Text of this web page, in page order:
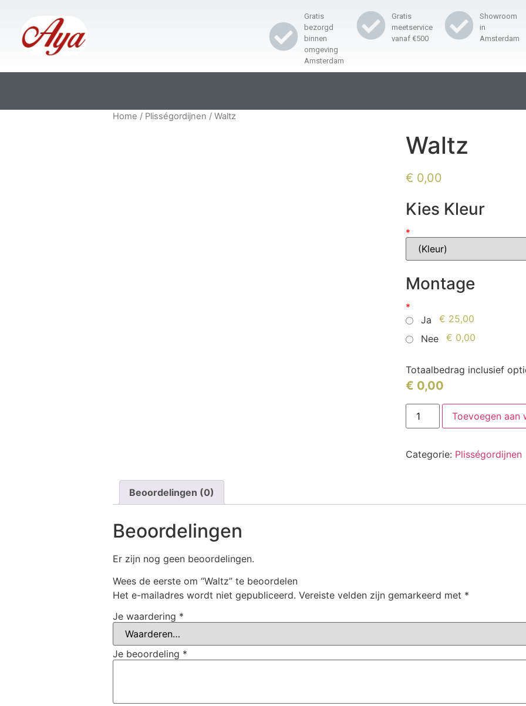
Gratis
bezorgd
binnen
omgeving
Amsterdam
Gratis
meetservice
vanaf €500
Showroom
in
Amsterdam
Home / Plisségordijnen / Waltz
Waltz
€ 0,00
Kies Kleur
*
Montage
*
Ja
€ 25,00
Nee
€ 0,00
Totaalbedrag inclusief
€ 0,00
Toevoegen aan
Categorie: Plisségordijnen
Beoordelingen (0)
Beoordelingen
Er zijn nog geen beoordelingen.
Wees de eerste om “Waltz” te beoordelen
Het e-mailadres wordt niet gepubliceerd. Vereiste velden zijn gemarkeerd met *
Je waardering *
Je beoordeling *